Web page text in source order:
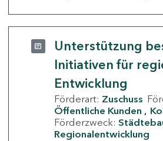
Unterstützung
Initiativen für
Entwicklung
Förderart: Zuschuss
Öffentliche Kunden
Förderzweck:
Regionalentwicklung